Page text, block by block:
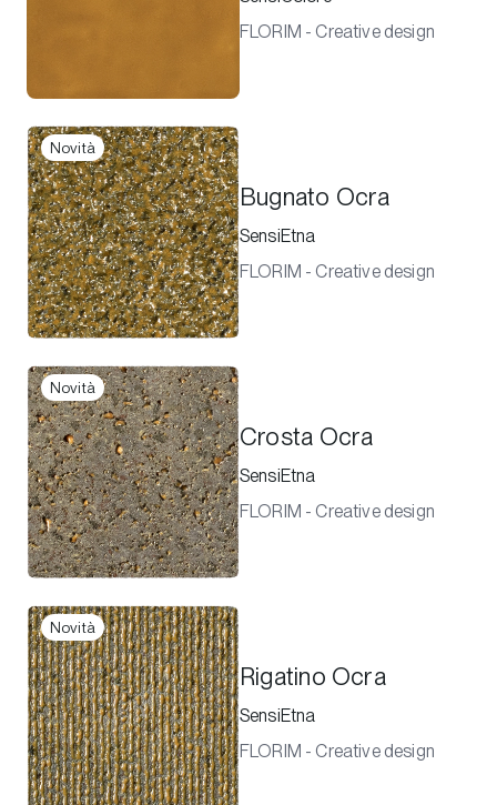
FLORIM - Creative design
Novità
Bugnato Ocra
SensiEtna
FLORIM - Creative design
Novità
Crosta Ocra
SensiEtna
FLORIM - Creative design
Novità
Rigatino Ocra
SensiEtna
FLORIM - Creative design